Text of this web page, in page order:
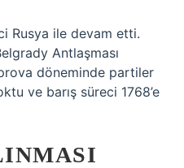
Rusya ile devam etti.
Antlaşması
döneminde partiler
ve barış süreci 1768’e